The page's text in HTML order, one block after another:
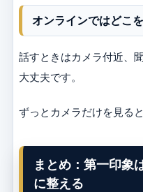
オンラインではどこ
話すときはカメラ付近、
大丈夫です。
ずっとカメラだけを見る
まとめ：第一印象
に整える